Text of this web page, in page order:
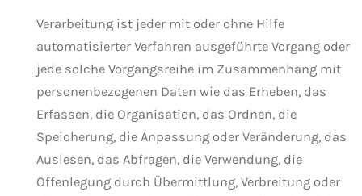
Verarbeitung ist jeder mit oder ohne Hilfe
automatisierter Verfahren ausgeführte Vorgang oder
jede solche Vorgangsreihe im Zusammenhang mit
personenbezogenen Daten wie das Erheben, das
Erfassen, die Organisation, das Ordnen, die
Speicherung, die Anpassung oder Veränderung, das
Auslesen, das Abfragen, die Verwendung, die
Offenlegung durch Übermittlung, Verbreitung oder